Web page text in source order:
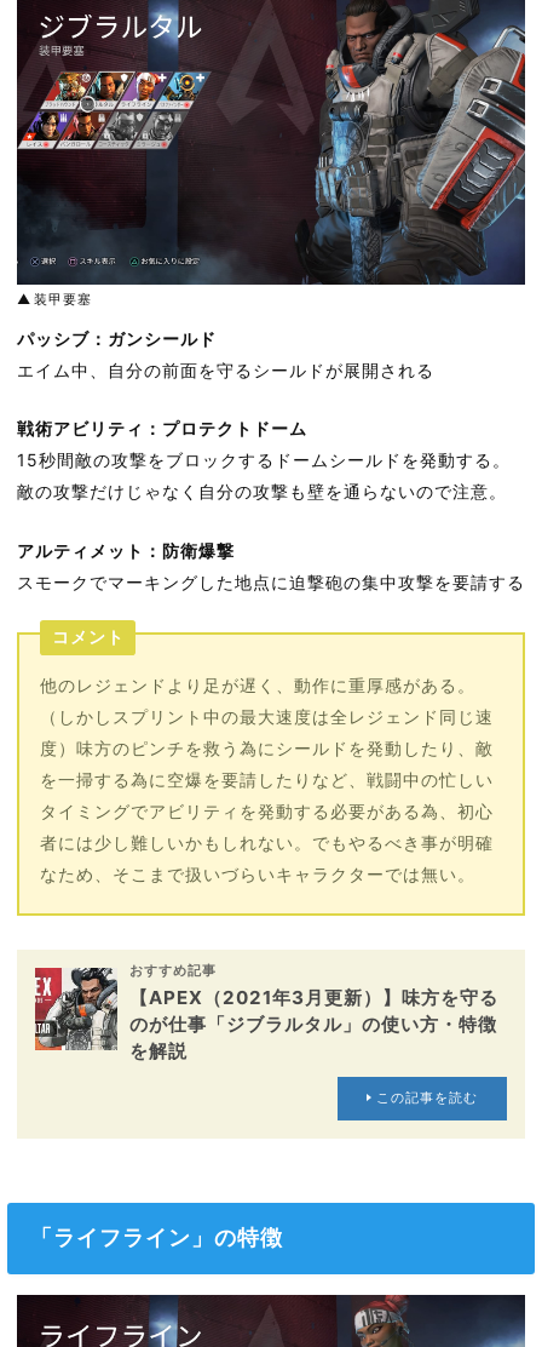
装甲要塞
パッシブ：ガンシールド
エイム中、自分の前面を守るシールドが展開される
戦術アビリティ：プロテクトドーム
15秒間敵の攻撃をブロックするドームシールドを発動する。
敵の攻撃だけじゃなく自分の攻撃も壁を通らないので注意。
アルティメット：防衛爆撃
スモークでマーキングした地点に迫撃砲の集中攻撃を要請する
コメント
他のレジェンドより足が遅く、動作に重厚感がある。
（しかしスプリント中の最大速度は全レジェンド同じ速
度）味方のピンチを救う為にシールドを発動したり、敵
を一掃する為に空爆を要請したりなど、戦闘中の忙しい
タイミングでアビリティを発動する必要がある為、初心
者には少し難しいかもしれない。でもやるべき事が明確
なため、そこまで扱いづらいキャラクターでは無い。
おすすめ記事
【APEX（2021年3月更新）】味方を守る
のが仕事「ジブラルタル」の使い方・特徴
を解説
この記事を読む
「ライフライン」の特徴